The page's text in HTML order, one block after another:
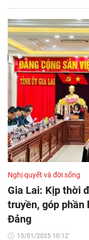
Nghị quyết và đời sống
Gia Lai: Kịp thời
truyền, góp phần
Đảng
15/01/2025 10:12'